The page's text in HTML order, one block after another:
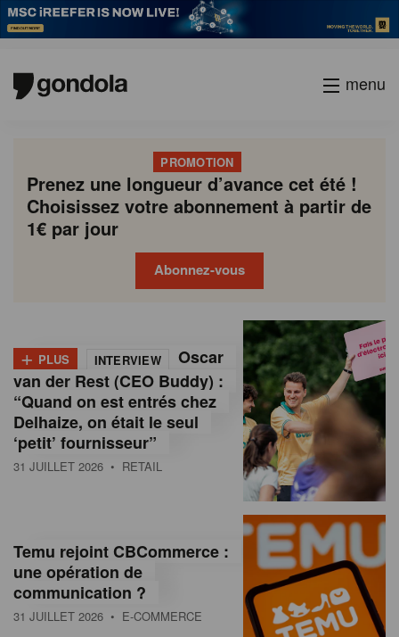
menu
PROMOTION
Prenez une longueur d’avance cet été !
Choisissez votre abonnement à partir de
1€ par jour
Abonnez-vous
o
n
d
o
M
a
g
+ PLUS INTERVIEW
Oscar
van der Rest (CEO Buddy) :
“Quand on est entrés chez
Delhaize, on était le seul
‘petit’ fournisseur”
31 JUILLET 2026 • RETAIL
Temu rejoint CBCommerce :
une opération de
communication ?
31 JUILLET 2026 • E-COMMERCE